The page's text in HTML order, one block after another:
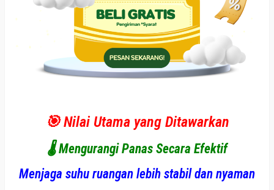
🎯 Nilai Utama yang Ditawarkan
🌡️Mengurangi Panas Secara Efektif
Menjaga suhu ruangan lebih stabil dan nyaman